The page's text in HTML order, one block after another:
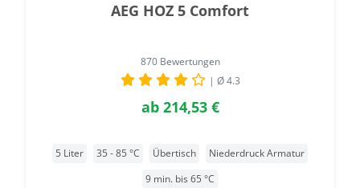
AEG HOZ 5 Comfort
870 Bewertungen
| Ø 4.3
ab214,53 €
5 Liter 35 - 85 °C Übertisch
Niederdruck Armatur
9 min. bis 65 °C